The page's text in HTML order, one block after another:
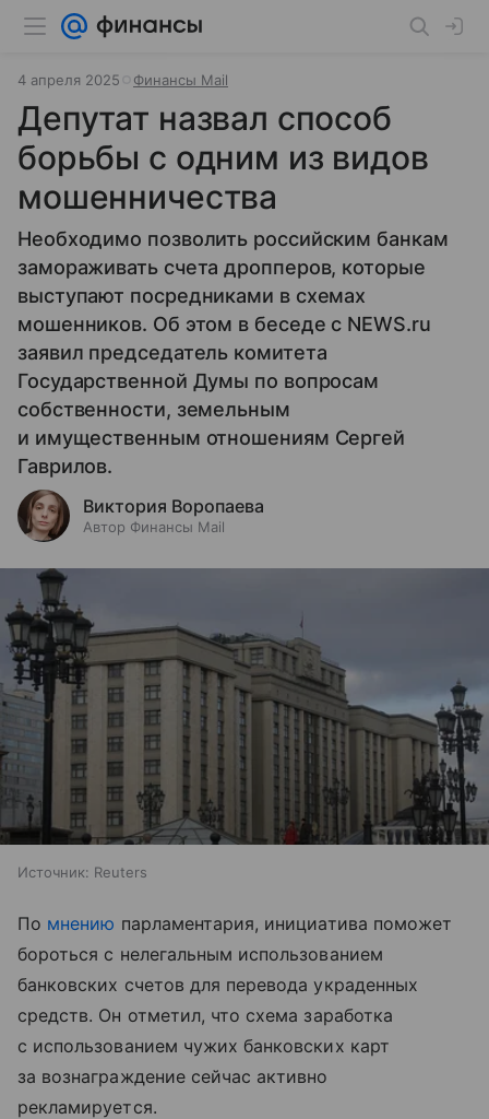
4 апреля 2025 Финансы Mail
Депутат назвал способ
борьбы с одним из видов
мошенничества
Необходимо позволить российским банкам
замораживать счета дропперов, которые
выступают посредниками в схемах
мошенников. Об этом в беседе с NEWS.ru
заявил председатель комитета
Государственной Думы по вопросам
собственности, земельным
и имущественным отношениям Сергей
Гаврилов.
Виктория Воропаева
Автор Финансы Mail
Источник: Reuters
По мнению парламентария, инициатива поможет
бороться с нелегальным использованием
банковских счетов для перевода украденных
средств. Он отметил, что схема заработка
с использованием чужих банковских карт
за вознаграждение сейчас активно
рекламируется.